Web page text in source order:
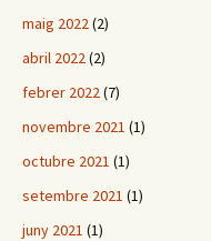
maig 2022(2)
abril 2022(2)
febrer 2022(7)
novembre 2021 (1)
octubre 2021 (1)
setembre 2021 (1)
juny 2021 (1)